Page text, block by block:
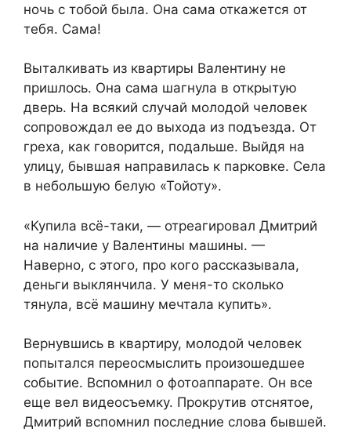
ночь с тобой была. Она сама откажется от
тебя. Сама!
Выталкивать из квартиры Валентину не
пришлось. Она сама шагнула в открытую
дверь. На всякий случай молодой человек
сопровождал ее до выхода из подъезда. От
греха, как говорится, подальше. Выйдя на
улицу, бывшая направилась к парковке. Села
в небольшую белую «Тойоту».
«Купила всё-таки, — отреагировал Дмитрий
на наличие у Валентины машины. —
Наверно, с этого, про кого рассказывала,
деньги выклянчила. У меня-то сколько
тянула, всё машину мечтала купить».
Вернувшись в квартиру, молодой человек
попытался переосмыслить произошедшее
событие. Вспомнил о фотоаппарате. Он все
еще вел видеосъемку. Прокрутив отснятое,
Дмитрий вспомнил последние слова бывшей.